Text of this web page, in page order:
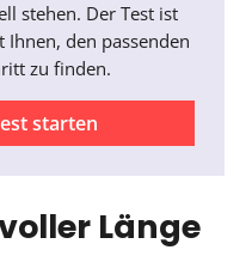
stehen. Der Test ist
den passenden
zu finden.
starten
Länge